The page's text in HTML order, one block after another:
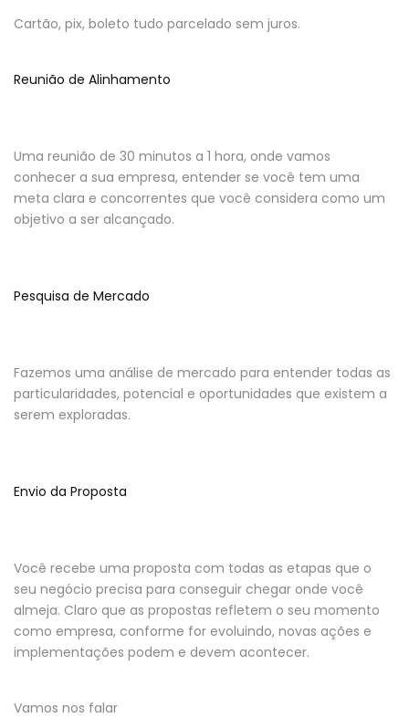
Cartão, pix, boleto tudo parcelado sem juros.
Reunião de Alinhamento
Uma reunião de 30 minutos a 1 hora, onde vamos
conhecer a sua empresa, entender se você tem uma
meta clara e concorrentes que você considera como um
objetivo a ser alcançado.
Pesquisa de Mercado
Fazemos uma análise de mercado para entender todas as
particularidades, potencial e oportunidades que existem a
serem exploradas.
Envio da Proposta
Você recebe uma proposta com todas as etapas que o
seu negócio precisa para conseguir chegar onde você
almeja. Claro que as propostas refletem o seu momento
como empresa, conforme for evoluindo, novas ações e
implementações podem e devem acontecer.
Vamos nos falar